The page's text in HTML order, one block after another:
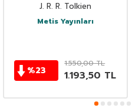
J. R. R. Tolkien
Metis Yayınları
%23
1.550,00TL
1.193,50 TL